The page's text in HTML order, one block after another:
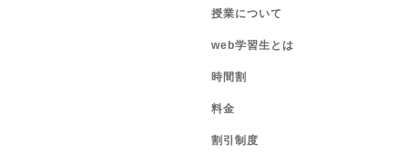
授業について
web学習生とは
時間割
料金
割引制度